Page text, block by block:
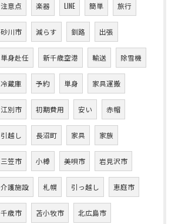
注意点 楽器 LINE 簡単 旅行
砂川市 減らす 釧路 出張
単身赴任 新千歳空港 輸送 除雪機
冷蔵庫 予約 単身 家具運搬
江別市 初期費用 安い 赤帽
引越し 長沼町 家具 家族
三笠市 小樽 美唄市 岩見沢市
介護施設 札幌 引っ越し 恵庭市
千歳市 苫小牧市 北広島市